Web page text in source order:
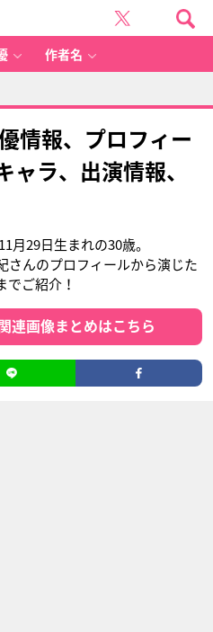
作者名
情報、プロフィー
ャラ、出演情報、
月29日生まれの30歳。
さんのプロフィールから演じた
でご紹介！
連画像まとめはこちら